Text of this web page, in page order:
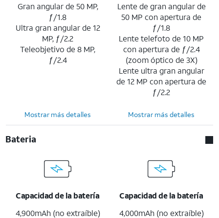
Gran angular de 50 MP,
ƒ/1.8
Ultra gran angular de 12
MP, ƒ/2.2
Teleobjetivo de 8 MP,
ƒ/2.4
Lente de gran angular de
50 MP con apertura de
ƒ/1.8
Lente telefoto de 10 MP
con apertura de ƒ/2.4
(zoom óptico de 3X)
Lente ultra gran angular
de 12 MP con apertura de
ƒ/2.2
Mostrar más detalles Mostrar más detalles
Bateria
Capacidad de la batería
4,900mAh (no extraíble)
Capacidad de la batería
4,000mAh (no extraíble)